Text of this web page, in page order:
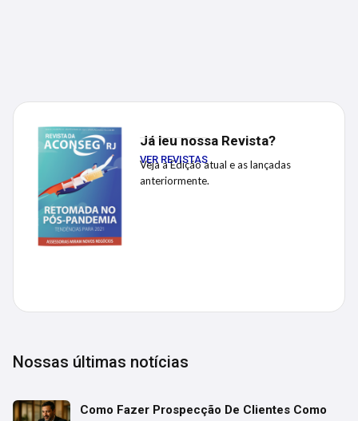
Já leu nossa Revista?
Veja a Edição atual e as lançadas
anteriormente.
VER REVISTAS
Nossas últimas notícias
Como Fazer Prospecção De Clientes Como